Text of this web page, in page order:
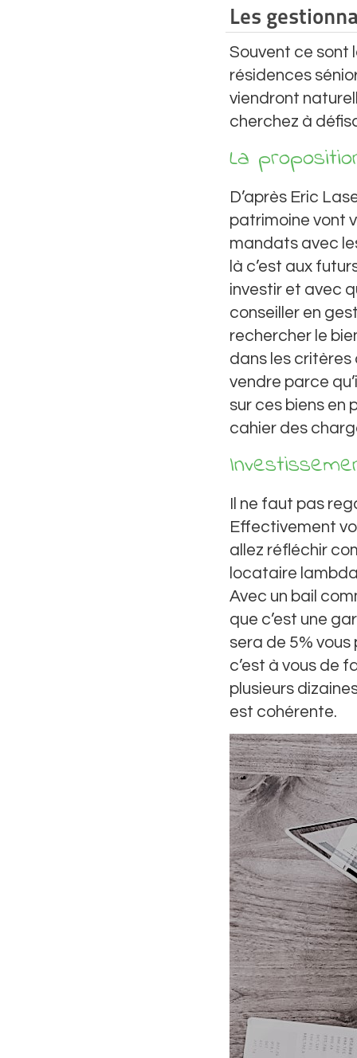
Les
Souvent ce sont
résidences
viendront
cherchez à
La
D’après Eric
patrimoine vont
mandats avec
là c’est aux
investir et avec
conseiller en
rechercher le
dans les critères
vendre parce
sur ces biens en
cahier des
Il ne faut pas
Effectivement
allez réfléchir
locataire
Avec un bail
que c’est une
sera de 5%
c’est à vous de
plusieurs
est cohérente.